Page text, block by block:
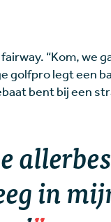
“Kom, we
golfpro legt een
bent bij een
in